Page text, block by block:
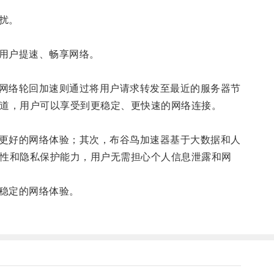
。
提速、畅享网络。
轮回加速则通过将用户请求转发至最近的服务器节
用户可以享受到更稳定、更快速的网络连接。
的网络体验；其次，布谷鸟加速器基于大数据和人
和隐私保护能力，用户无需担心个人信息泄露和网
的网络体验。